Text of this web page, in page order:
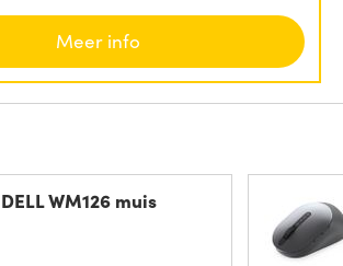
Meer info
DELL WM126 muis